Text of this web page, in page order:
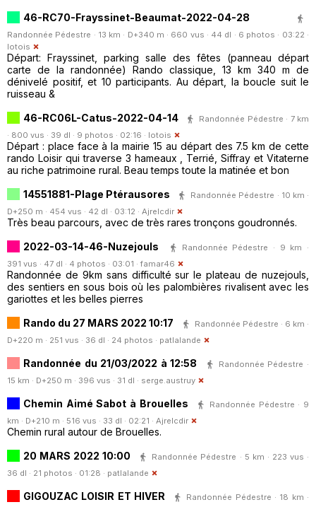
46-RC70-Frayssinet-Beaumat-2022-04-28
Randonnée Pédestre · 13 km · D+340 m · 660 vus · 44 dl · 6 photos · 03:22 ·
lotois
Départ: Frayssinet, parking salle des fêtes (panneau départ
carte de la randonnée) Rando classique, 13 km 340 m de
dénivelé positif, et 10 participants. Au départ, la boucle suit le
ruisseau &
46-RC06L-Catus-2022-04-14
Randonnée Pédestre · 7 km
· 800 vus · 39 dl · 9 photos · 02:16 · lotois
Départ : place face à la mairie 15 au départ des 7.5 km de cette
rando Loisir qui traverse 3 hameaux , Terrié, Siffray et Vitaterne
au riche patrimoine rural. Beau temps toute la matinée et bon
14551881-Plage Ptérausores
Randonnée Pédestre · 10 km ·
D+250 m · 454 vus · 42 dl · 03:12 · Ajrelcdir
Très beau parcours, avec de très rares tronçons goudronnés.
2022-03-14-46-Nuzejouls
Randonnée Pédestre · 9 km ·
391 vus · 47 dl · 4 photos · 03:01 · famar46
Randonnée de 9km sans difficulté sur le plateau de nuzejouls,
des sentiers en sous bois où les palombières rivalisent avec les
gariottes et les belles pierres
Rando du 27 MARS 2022 10:17
Randonnée Pédestre · 6 km ·
D+220 m · 251 vus · 36 dl · 24 photos · patlalande
Randonnée du 21/03/2022 à 12:58
Randonnée Pédestre ·
15 km · D+250 m · 396 vus · 31 dl · serge.austruy
Chemin Aimé Sabot à Brouelles
Randonnée Pédestre · 9
km · D+210 m · 516 vus · 33 dl · 02:21 · Ajrelcdir
Chemin rural autour de Brouelles.
20 MARS 2022 10:00
Randonnée Pédestre · 5 km · 223 vus ·
36 dl · 21 photos · 01:28 · patlalande
GIGOUZAC LOISIR ET HIVER
Randonnée Pédestre · 18 km ·